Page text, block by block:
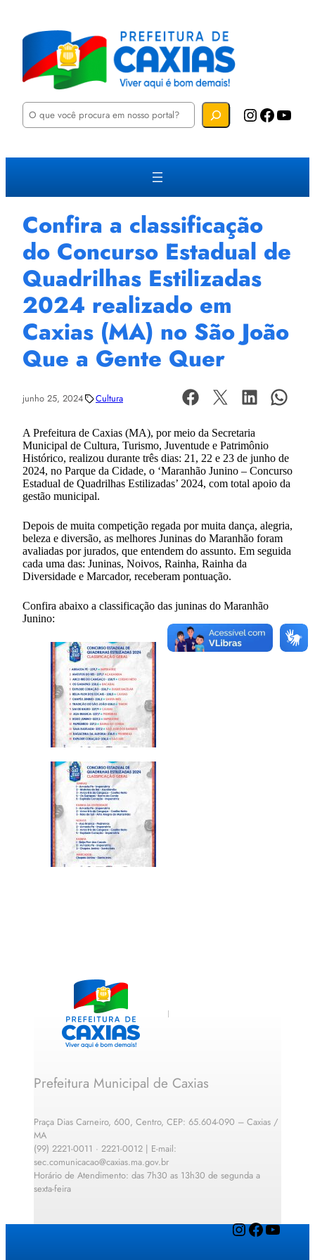
P
u
a
Instagram Facebook YouTube
Confira a classificação
do Concurso Estadual de
Quadrilhas Estilizadas
2024 realizado em
Caxias (MA) no São João
Que a Gente Quer
junho 25, 2024 Cultura
A Prefeitura de Caxias (MA), por meio da Secretaria
Municipal de Cultura, Turismo, Juventude e Patrimônio
Histórico, realizou durante três dias: 21, 22 e 23 de junho de
2024, no Parque da Cidade, o ‘Maranhão Junino – Concurso
Estadual de Quadrilhas Estilizadas’ 2024, com total apoio da
gestão municipal.
Depois de muita competição regada por muita dança, alegria,
beleza e diversão, as melhores Juninas do Maranhão foram
avaliadas por jurados, que entendem do assunto. Em seguida
cada uma das: Juninas, Noivos, Rainha, Rainha da
Diversidade e Marcador, receberam pontuação.
Confira abaixo a classificação das juninas do Maranhão
Junino:
Prefeitura Municipal de Caxias
Praça Dias Carneiro, 600, Centro, CEP: 65.604-090 – Caxias /
MA
(99) 2221-0011 · 2221-0012 | E-mail:
sec.comunicacao@caxias.ma.gov.br
Horário de Atendimento: das 7h30 as 13h30 de segunda a
sexta-feira
InstagramFacebook YouTube